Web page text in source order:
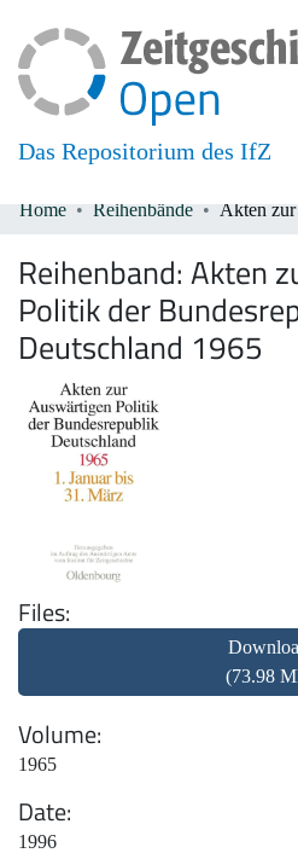
Das Repositorium des IfZ
All of DSpace
Home Reihenbände
Reihenband: Akten
Politik der
Deutschland 1965
Files
(73.98
Volume
1965
Date
1996